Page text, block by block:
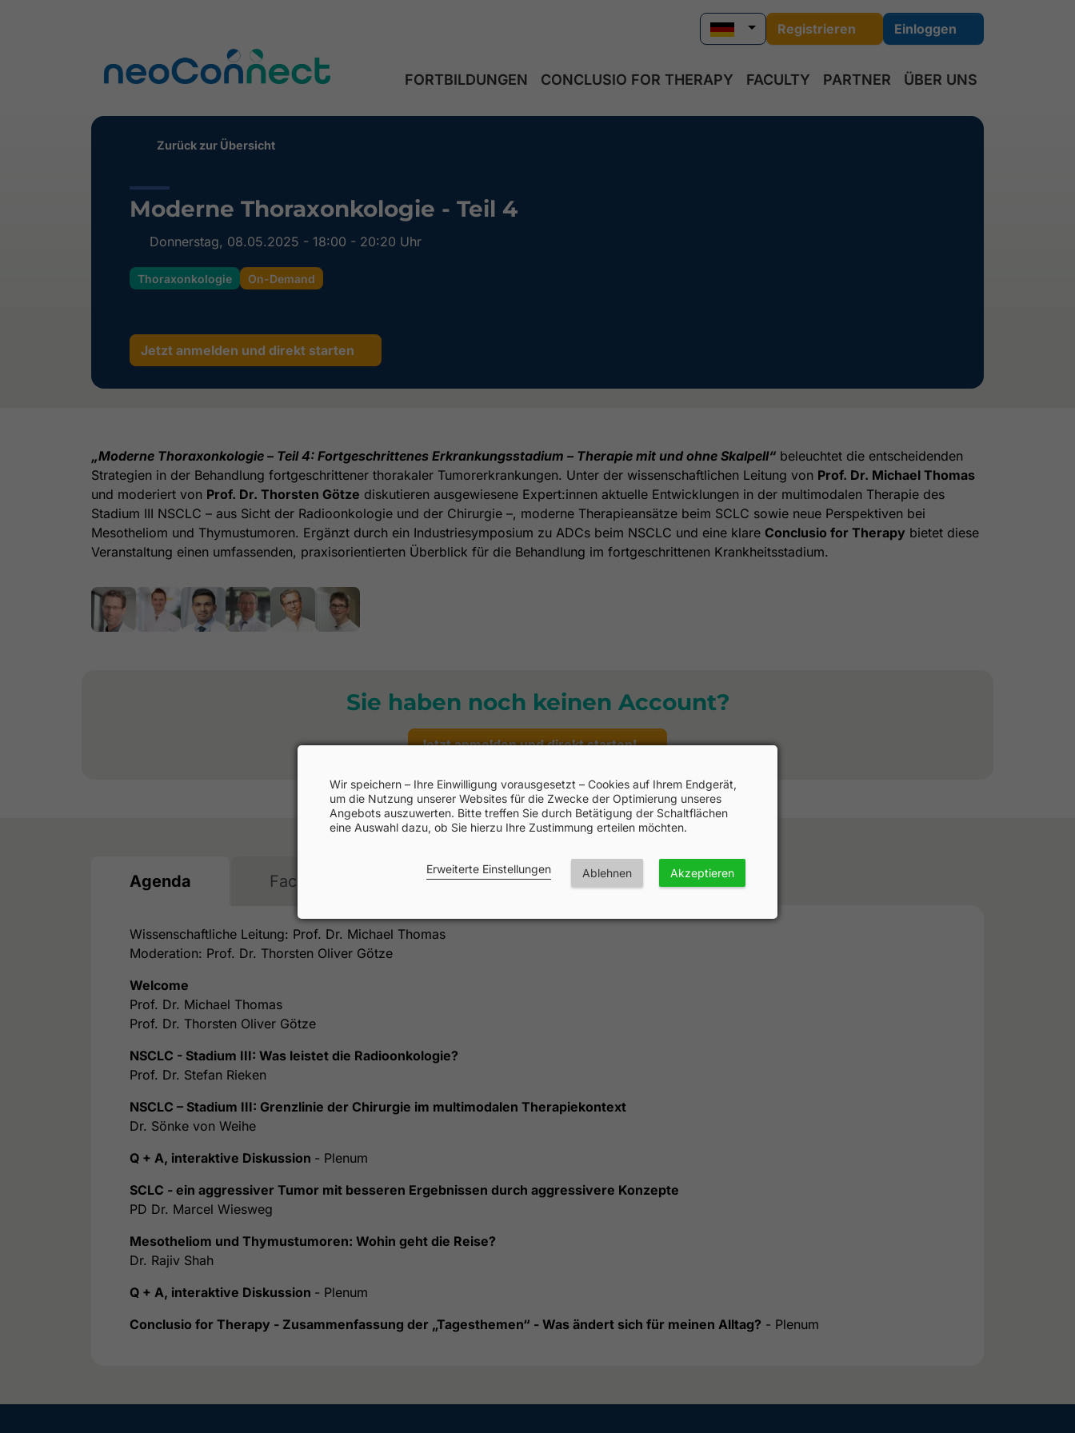
Registrieren Einloggen
FORTBILDUNGEN CONCLUSIO FOR THERAPY FACULTY PARTNER ÜBER UNS
Zurück zur Übersicht
Moderne Thoraxonkologie - Teil 4
Donnerstag, 08.05.2025 - 18:00 - 20:20 Uhr
Thoraxonkologie On-Demand
Jetzt anmelden und direkt starten
„Moderne Thoraxonkologie – Teil 4: Fortgeschrittenes Erkrankungsstadium – Therapie mit und ohne Skalpell“ beleuchtet die entscheidenden
Strategien in der Behandlung fortgeschrittener thorakaler Tumorerkrankungen. Unter der wissenschaftlichen Leitung von Prof. Dr. Michael Thomas
und moderiert von Prof. Dr. Thorsten Götze diskutieren ausgewiesene Expert:innen aktuelle Entwicklungen in der multimodalen Therapie des
Stadium III NSCLC – aus Sicht der Radioonkologie und der Chirurgie –, moderne Therapieansätze beim SCLC sowie neue Perspektiven bei
Mesotheliom und Thymustumoren. Ergänzt durch ein Industriesymposium zu ADCs beim NSCLC und eine klare Conclusio for Therapy bietet diese
Veranstaltung einen umfassenden, praxisorientierten Überblick für die Behandlung im fortgeschrittenen Krankheitsstadium.
Sie haben noch keinen Account?
Jetzt anmelden und direkt starten!
Agenda Faculty Fortbildungspartner
Wissenschaftliche Leitung: Prof. Dr. Michael Thomas
Moderation: Prof. Dr. Thorsten Oliver Götze
Welcome
Prof. Dr. Michael Thomas
Prof. Dr. Thorsten Oliver Götze
NSCLC - Stadium III: Was leistet die Radioonkologie?
Prof. Dr. Stefan Rieken
NSCLC – Stadium III: Grenzlinie der Chirurgie im multimodalen Therapiekontext
Dr. Sönke von Weihe
Q + A, interaktive Diskussion - Plenum
SCLC - ein aggressiver Tumor mit besseren Ergebnissen durch aggressivere Konzepte
PD Dr. Marcel Wiesweg
Mesotheliom und Thymustumoren: Wohin geht die Reise?
Dr. Rajiv Shah
Q + A, interaktive Diskussion - Plenum
Conclusio for Therapy - Zusammenfassung der „Tagesthemen“ - Was ändert sich für meinen Alltag? - Plenum
Wir speichern – Ihre Einwilligung vorausgesetzt – Cookies auf Ihrem Endgerät,
um die Nutzung unserer Websites für die Zwecke der Optimierung unseres
Angebots auszuwerten. Bitte treffen Sie durch Betätigung der Schaltflächen
eine Auswahl dazu, ob Sie hierzu Ihre Zustimmung erteilen möchten.
Erweiterte Einstellungen Ablehnen Akzeptieren